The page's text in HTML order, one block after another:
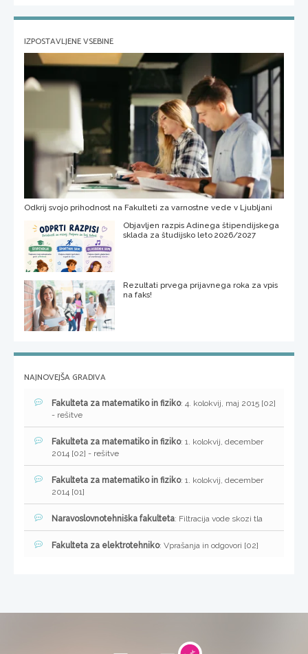
IZPOSTAVLJENE VSEBINE
Odkrij svojo prihodnost na Fakulteti za varnostne vede v Ljubljani
Objavljen razpis Adinega štipendijskega
sklada za študijsko leto 2026/2027
Rezultati prvega prijavnega roka za vpis
na faks!
NAJNOVEJŠA GRADIVA
Fakulteta za matematiko in fiziko: 4. kolokvij, maj 2015 [02]
- rešitve
Fakulteta za matematiko in fiziko: 1. kolokvij, december
2014 [02] - rešitve
Fakulteta za matematiko in fiziko: 1. kolokvij, december
2014 [01]
Naravoslovnotehniška fakulteta: Filtracija vode skozi tla
Fakulteta za elektrotehniko: Vprašanja in odgovori [02]